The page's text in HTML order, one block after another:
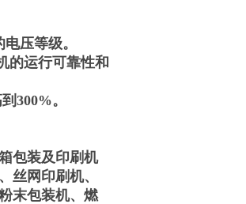
压等级。
的运行可靠性和
300%。
包装及印刷机
丝网印刷机、
末包装机、燃